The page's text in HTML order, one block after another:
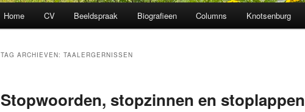
Home CV Beeldspraak Biografieen Columns Knotsenburg
TAG ARCHIEVEN: TAALERGERNISSEN
Stopwoorden, stopzinnen en stoplappen